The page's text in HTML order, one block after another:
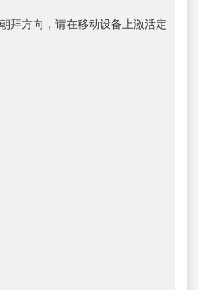
拜方向，请在移动设备上激活定